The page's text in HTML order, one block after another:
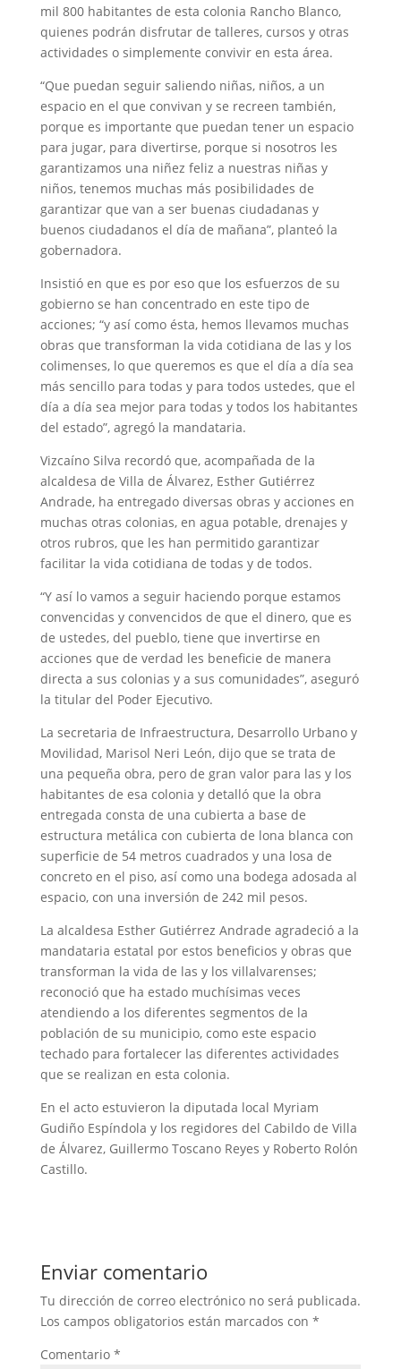
mil 800 habitantes de esta colonia Rancho Blanco,
quienes podrán disfrutar de talleres, cursos y otras
actividades o simplemente convivir en esta área.
“Que puedan seguir saliendo niñas, niños, a un
espacio en el que convivan y se recreen también,
porque es importante que puedan tener un espacio
para jugar, para divertirse, porque si nosotros les
garantizamos una niñez feliz a nuestras niñas y
niños, tenemos muchas más posibilidades de
garantizar que van a ser buenas ciudadanas y
buenos ciudadanos el día de mañana”, planteó la
gobernadora.
Insistió en que es por eso que los esfuerzos de su
gobierno se han concentrado en este tipo de
acciones; “y así como ésta, hemos llevamos muchas
obras que transforman la vida cotidiana de las y los
colimenses, lo que queremos es que el día a día sea
más sencillo para todas y para todos ustedes, que el
día a día sea mejor para todas y todos los habitantes
del estado”, agregó la mandataria.
Vizcaíno Silva recordó que, acompañada de la
alcaldesa de Villa de Álvarez, Esther Gutiérrez
Andrade, ha entregado diversas obras y acciones en
muchas otras colonias, en agua potable, drenajes y
otros rubros, que les han permitido garantizar
facilitar la vida cotidiana de todas y de todos.
“Y así lo vamos a seguir haciendo porque estamos
convencidas y convencidos de que el dinero, que es
de ustedes, del pueblo, tiene que invertirse en
acciones que de verdad les beneficie de manera
directa a sus colonias y a sus comunidades”, aseguró
la titular del Poder Ejecutivo.
La secretaria de Infraestructura, Desarrollo Urbano y
Movilidad, Marisol Neri León, dijo que se trata de
una pequeña obra, pero de gran valor para las y los
habitantes de esa colonia y detalló que la obra
entregada consta de una cubierta a base de
estructura metálica con cubierta de lona blanca con
superficie de 54 metros cuadrados y una losa de
concreto en el piso, así como una bodega adosada al
espacio, con una inversión de 242 mil pesos.
La alcaldesa Esther Gutiérrez Andrade agradeció a la
mandataria estatal por estos beneficios y obras que
transforman la vida de las y los villalvarenses;
reconoció que ha estado muchísimas veces
atendiendo a los diferentes segmentos de la
población de su municipio, como este espacio
techado para fortalecer las diferentes actividades
que se realizan en esta colonia.
En el acto estuvieron la diputada local Myriam
Gudiño Espíndola y los regidores del Cabildo de Villa
de Álvarez, Guillermo Toscano Reyes y Roberto Rolón
Castillo.
Enviar comentario
Tu dirección de correo electrónico no será publicada.
Los campos obligatorios están marcados con *
Comentario *